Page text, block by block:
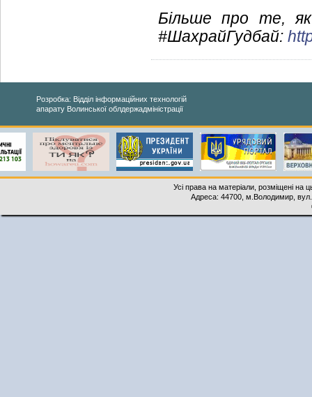
Більше про те,
#ШахрайГудбай:
Розробка: Відділ інформаційних технологій
апарату Волинської облдержадміністрації
Усі права на матеріали, розміщені на
Адреса: 44700, м.Володимир,